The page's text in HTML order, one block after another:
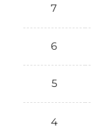
7
6
5
4